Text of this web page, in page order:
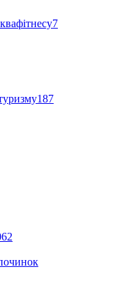
7
187